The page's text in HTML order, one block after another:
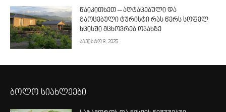
წაიკითხეთ – აღტაცებული და
გაოცებული ტურისტი რას წერს სოფელ
ხცისში მცხოვრებ ოჯახზე
აგვისტო 8, 2025
ბოლო სიახლეები